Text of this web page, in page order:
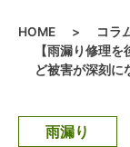
HOME > コラ
【雨漏り修理
ど被害が深刻に
雨漏り